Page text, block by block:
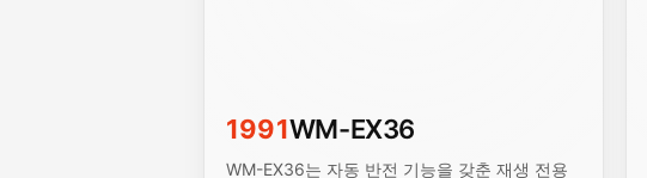
1991WM-EX36
WM-EX36는 자동 반전 기능을 갖춘 재생 전용